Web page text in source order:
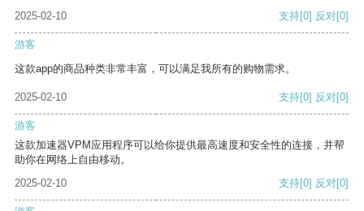
2025-02-10
支持[0] 反对[0]
游客
这款app的商品种类非常丰富，可以满足我所有的购物需求。
2025-02-10 支持[0] 反对[0]
游客
这款加速器VPM应用程序可以给你提供最高速度和安全性的连接，并帮
助你在网络上自由移动。
2025-02-10
支持[0] 反对[0]